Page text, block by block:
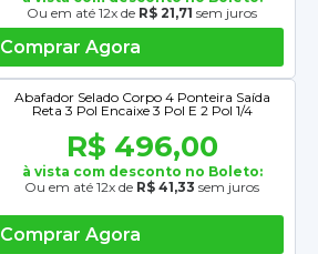
Ou em até 12x de R$ 21,71 sem juros
Comprar Agora
Abafador Selado Corpo 4 Ponteira Saída
Reta 3 Pol Encaixe 3 Pol E 2 Pol 1/4
R$ 496,00
à vista com desconto no Boleto:
Ou em até 12x de R$ 41,33 sem juros
Comprar Agora